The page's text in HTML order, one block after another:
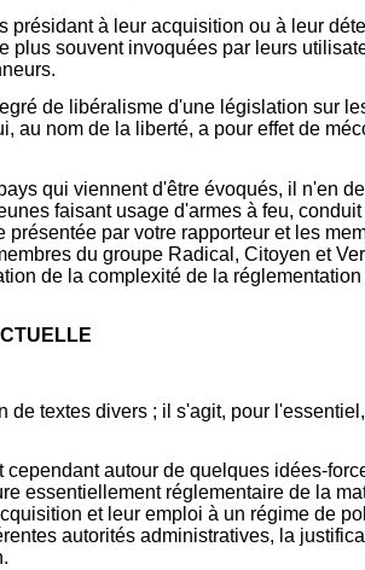
à leur acquisition ou à leur
souvent invoquées par leurs
de libéralisme d'une législation sur
au nom de la liberté, a pour effet de
qui viennent d'être évoqués, il n'en
faisant usage d'armes à feu,
par votre rapporteur et les
du groupe Radical, Citoyen et
de la complexité de la
textes divers ; il s'agit, pour
autour de quelques idées-
essentiellement réglementaire de la
et leur emploi à un régime de
autorités administratives, la